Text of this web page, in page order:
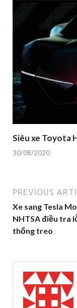
Siêu xe Toyota
30/08/2020
PREVIOUS
Xe sang Tesla
NHTSA điều tra
thống treo